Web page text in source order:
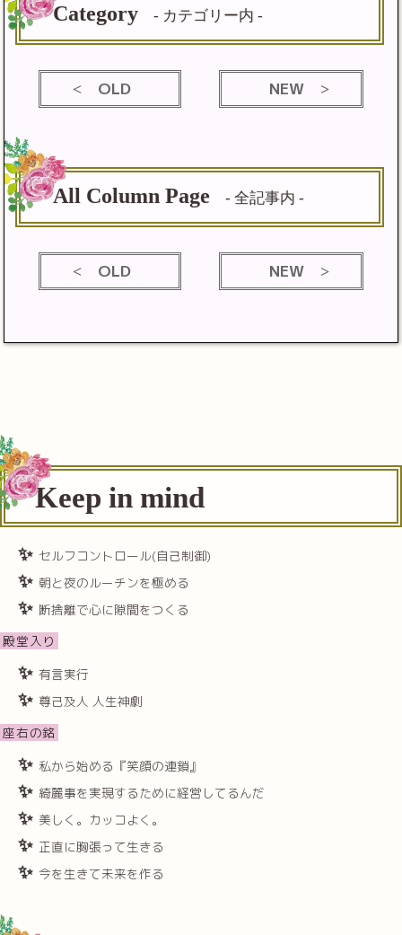
Category - カテゴリー内 -
OLD NEW
All Column Page - 全記事内 -
OLD NEW
Keep in mind
セルフコントロール(自己制御)
朝と夜のルーチンを極める
断捨離で心に隙間をつくる
殿堂入り
有言実行
尊己及人 人生神劇
座右の銘
私から始める『笑顔の連鎖』
綺麗事を実現するために経営してるんだ
美しく。カッコよく。
正直に胸張って生きる
今を生きて未来を作る